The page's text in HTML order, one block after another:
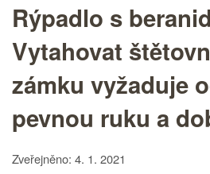
Rýpadlo s
Vytahovat
zámku vyžaduje
pevnou ruku a
Zveřejněno: 4. 1. 2021